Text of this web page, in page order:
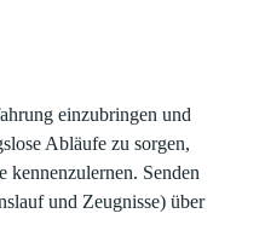
einzubringen und
Abläufe zu sorgen,
kennenzulernen. Senden
und Zeugnisse) über